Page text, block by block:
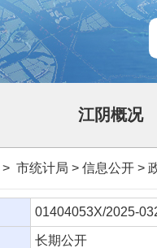
江阴概况
> 市统计局 > 信息公开 >
01404053X/2025-
长期公开